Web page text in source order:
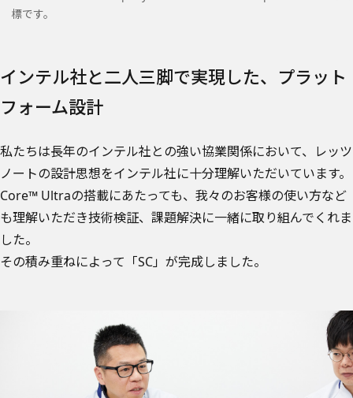
標です。
インテル社と二人三脚で実現した、プラット
フォーム設計
私たちは長年のインテル社との強い協業関係において、レッツ
ノートの設計思想をインテル社に十分理解いただいています。
Core™ Ultraの搭載にあたっても、我々のお客様の使い方など
も理解いただき技術検証、課題解決に一緒に取り組んでくれま
した。
その積み重ねによって「SC」が完成しました。